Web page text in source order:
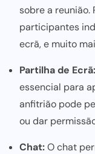
sobre a
participantes
ecrã, e muito
Partilha de Ecrã:
essencial para
anfitrião pode
ou dar
Chat:O chat